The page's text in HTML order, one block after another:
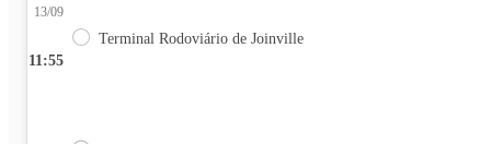
11:55
13/09
Terminal Rodoviário de Joinville